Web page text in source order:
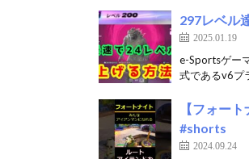
297レベル
2025.01.19
e-Sportsゲー
式であるv6プ
【フォー
#shorts
2024.09.24